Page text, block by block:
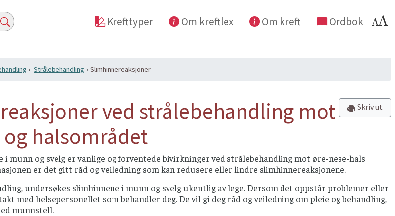
Krefttyper Om kreftlex Om kreft Ordbok
Strålebehandling Slimhinnereaksjoner
Skriv ut
ved strålebehandling mot
halsområdet
i munn og svelg er vanlige og forventede bivirkninger ved strålebehandling mot øre-nese-hals
er det gitt råd og veiledning som kan redusere eller lindre slimhinnereaksjonene.
undersøkes slimhinnene i munn og svelg ukentlig av lege. Dersom det oppstår problemer eller
med helsepersonellet som behandler deg. De vil gi deg råd og veiledning om pleie og behandling,
munnstell.